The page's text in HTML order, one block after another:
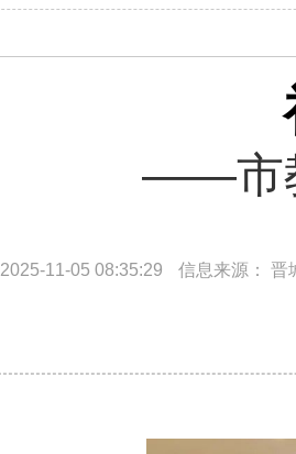
——市
2025-11-05 08:35:29 信息来源： 晋